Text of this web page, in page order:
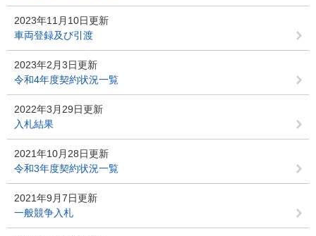
2023年11月10日更新
車両登録及び引渡
2023年2月3日更新
令和4年度契約状況一覧
2022年3月29日更新
入札結果
2021年10月28日更新
令和3年度契約状況一覧
2021年9月7日更新
一般競争入札